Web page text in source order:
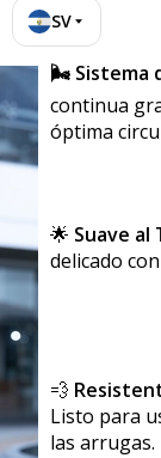
SV
🌬️ Sistema
continua
óptima
🌟 Suave al
delicado
💨
Listo para
las arrugas.